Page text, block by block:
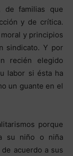
de familias que
y de crítica.
y principios
sindicato. Y por
recién elegido
labor si ésta ha
un guante en el
porque
su niño o niña
acuerdo a sus